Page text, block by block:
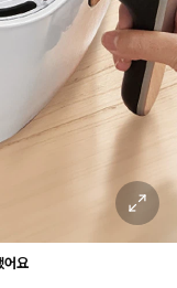
확대 보기
어요